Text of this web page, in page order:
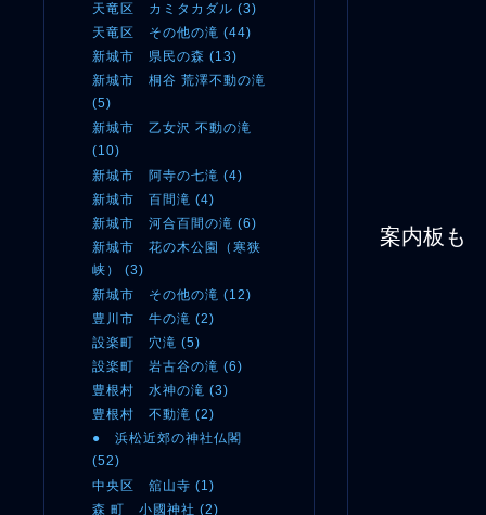
天竜区 カミタカダル (3)
天竜区 その他の滝 (44)
新城市 県民の森 (13)
新城市 桐谷 荒澤不動の滝
(5)
新城市 乙女沢 不動の滝
(10)
新城市 阿寺の七滝 (4)
新城市 百間滝 (4)
新城市 河合百間の滝 (6)
新城市 花の木公園（寒狭
峡） (3)
新城市 その他の滝 (12)
豊川市 牛の滝 (2)
設楽町 穴滝 (5)
設楽町 岩古谷の滝 (6)
豊根村 水神の滝 (3)
豊根村 不動滝 (2)
● 浜松近郊の神社仏閣
(52)
中央区 舘山寺 (1)
森 町 小國神社 (2)
案内板も